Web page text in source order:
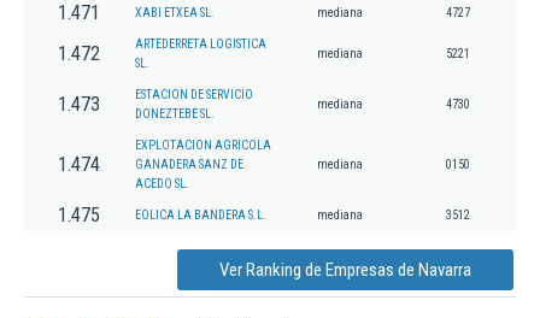
1.471 XABI ETXEA SL. mediana 4727
1.472
ARTEDERRETA LOGISTICA
SL.
mediana 5221
1.473
ESTACION DE SERVICIO
DONEZTEBE SL.
mediana 4730
1.474
EXPLOTACION AGRICOLA
GANADERA SANZ DE
ACEDO SL.
mediana 0150
1.475 EOLICA LA BANDERA S.L. mediana 3512
Ver Ranking de Empresas de Navarra